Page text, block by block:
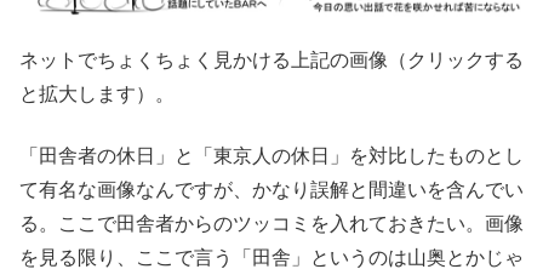
ネットでちょくちょく見かける上記の画像（クリックする
と拡大します）。
「田舎者の休日」と「東京人の休日」を対比したものとし
て有名な画像なんですが、かなり誤解と間違いを含んでい
る。ここで田舎者からのツッコミを入れておきたい。画像
を見る限り、ここで言う「田舎」というのは山奥とかじゃ